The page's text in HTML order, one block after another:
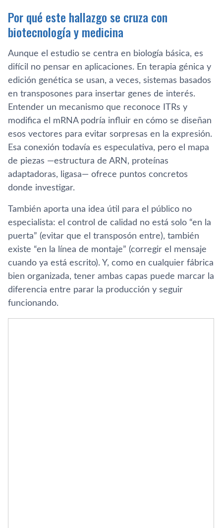
Por qué este hallazgo se cruza con
biotecnología y medicina
Aunque el estudio se centra en biología básica, es
difícil no pensar en aplicaciones. En terapia génica y
edición genética se usan, a veces, sistemas basados
en transposones para insertar genes de interés.
Entender un mecanismo que reconoce ITRs y
modifica el mRNA podría influir en cómo se diseñan
esos vectores para evitar sorpresas en la expresión.
Esa conexión todavía es especulativa, pero el mapa
de piezas —estructura de ARN, proteínas
adaptadoras, ligasa— ofrece puntos concretos
donde investigar.
También aporta una idea útil para el público no
especialista: el control de calidad no está solo “en la
puerta” (evitar que el transposón entre), también
existe “en la línea de montaje” (corregir el mensaje
cuando ya está escrito). Y, como en cualquier fábrica
bien organizada, tener ambas capas puede marcar la
diferencia entre parar la producción y seguir
funcionando.